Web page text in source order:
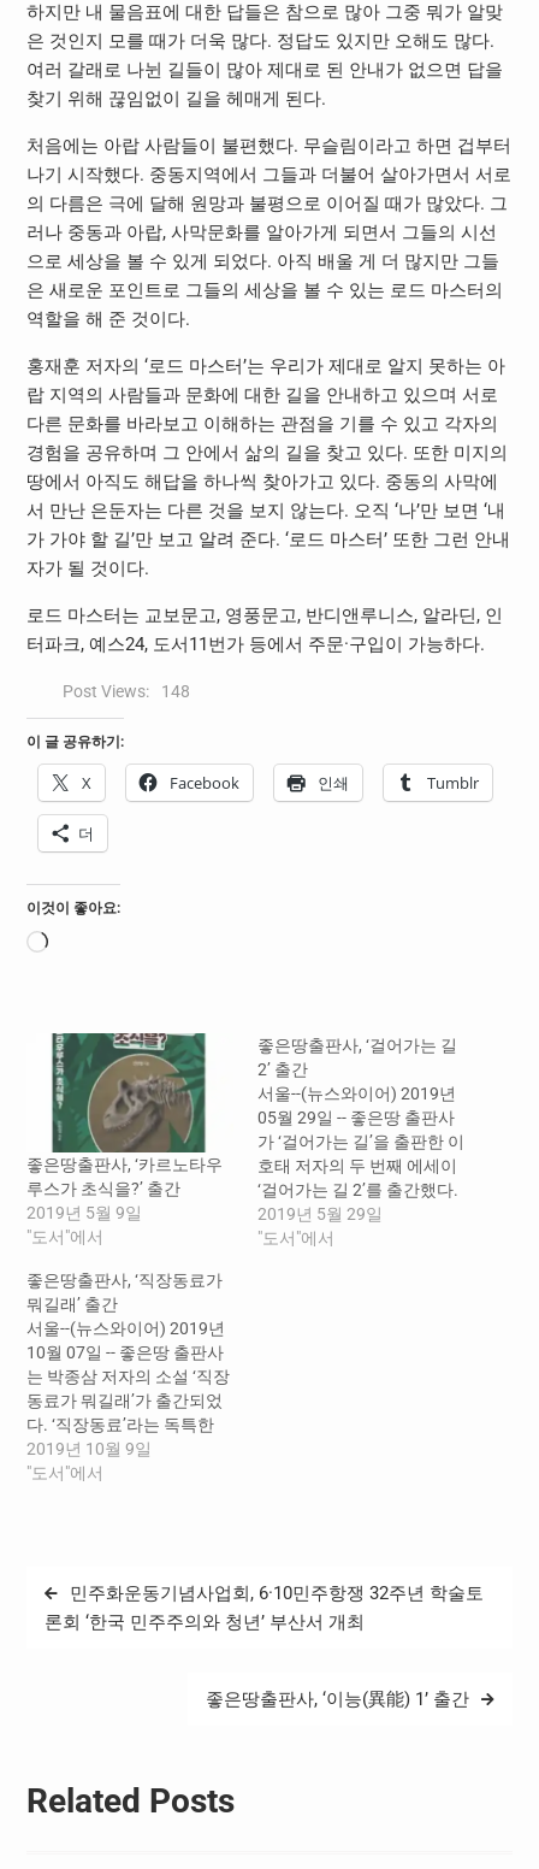
하지만 내 물음표에 대한 답들은 참으로 많아 그중 뭐가 알맞
은 것인지 모를 때가 더욱 많다. 정답도 있지만 오해도 많다.
여러 갈래로 나뉜 길들이 많아 제대로 된 안내가 없으면 답을
찾기 위해 끊임없이 길을 헤매게 된다.
처음에는 아랍 사람들이 불편했다. 무슬림이라고 하면 겁부터
나기 시작했다. 중동지역에서 그들과 더불어 살아가면서 서로
의 다름은 극에 달해 원망과 불평으로 이어질 때가 많았다. 그
러나 중동과 아랍, 사막문화를 알아가게 되면서 그들의 시선
으로 세상을 볼 수 있게 되었다. 아직 배울 게 더 많지만 그들
은 새로운 포인트로 그들의 세상을 볼 수 있는 로드 마스터의
역할을 해 준 것이다.
홍재훈 저자의 ‘로드 마스터’는 우리가 제대로 알지 못하는 아
랍 지역의 사람들과 문화에 대한 길을 안내하고 있으며 서로
다른 문화를 바라보고 이해하는 관점을 기를 수 있고 각자의
경험을 공유하며 그 안에서 삶의 길을 찾고 있다. 또한 미지의
땅에서 아직도 해답을 하나씩 찾아가고 있다. 중동의 사막에
서 만난 은둔자는 다른 것을 보지 않는다. 오직 ‘나’만 보면 ‘내
가 가야 할 길’만 보고 알려 준다. ‘로드 마스터’ 또한 그런 안내
자가 될 것이다.
로드 마스터는 교보문고, 영풍문고, 반디앤루니스, 알라딘, 인
터파크, 예스24, 도서11번가 등에서 주문·구입이 가능하다.
Post Views: 148
이 글 공유하기:
X Facebook 인쇄 Tumblr
더
이것이 좋아요:
로
좋은땅출판사, ‘카르노타우
루스가 초식을?’ 출간
2019년 5월 9일
"도서"에서
좋은땅출판사, ‘걸어가는 길
2’ 출간
서울--(뉴스와이어) 2019년
05월 29일 -- 좋은땅 출판사
가 ‘걸어가는 길’을 출판한 이
호태 저자의 두 번째 에세이
‘걸어가는 길 2’를 출간했다.
이전 책과 비슷하게 저자가
도보여행을 하며 겪은 일들,
2019년 5월 29일
"도서"에서
좋은땅출판사, ‘직장동료가
뭐길래’ 출간
서울--(뉴스와이어) 2019년
10월 07일 -- 좋은땅 출판사
는 박종삼 저자의 소설 ‘직장
동료가 뭐길래’가 출간되었
다. ‘직장동료’라는 독특한
관계로 맺어진 사람들과 이
들과 얽히고설킨 사람들의
밖의 사람들을 배척하는 모
습을 보인다. yy마트에서 일
버스를 타는 최송화를 보고
2019년 10월 9일
"도서"에서
글
탐
민주화운동기념사업회, 6·10민주항쟁 32주년 학술토
론회 ‘한국 민주주의와 청년’ 부산서 개최
좋은땅출판사, ‘이능(異能) 1’ 출간
Related Posts